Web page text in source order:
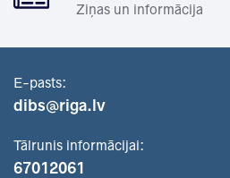
Ziņas un informācija
E-pasts:
dibs@riga.lv
Tālrunis informācijai:
67012061